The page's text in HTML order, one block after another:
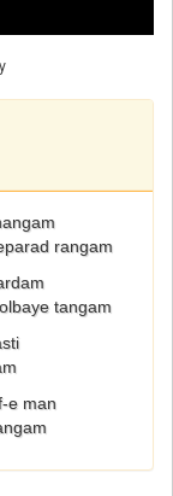
rangam
tangam
e man